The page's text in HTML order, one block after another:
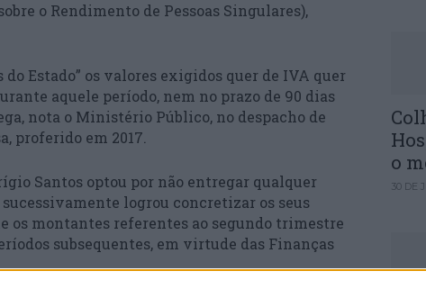
o Rendimento de Pessoas Singulares),
Estado” os valores exigidos quer de IVA quer
aquele período, nem no prazo de 90 dias
nota o Ministério Público, no despacho de
proferido em 2017.
Santos optou por não entregar qualquer
logrou concretizar os seus
os montantes referentes ao segundo trimestre
subsequentes, em virtude das Finanças
o
30 DE